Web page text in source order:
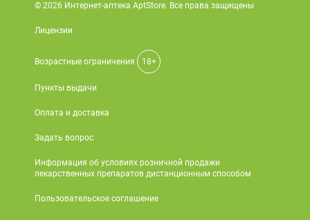
© 2026 Интернет-аптека AptStore. Все права защищены
Лицензии
Возрастные ограничения 18+
Пункты выдачи
Оплата и доставка
Задать вопрос
Информация об условиях розничной продажи
лекарственных препаратов дистанционным способом
Пользовательское соглашение